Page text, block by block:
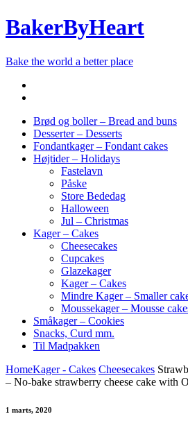
BakerByHeart
Bake the world a better place
Brød og boller – Bread and buns
Desserter – Desserts
Fondantkager – Fondant cakes
Højtider – Holidays
Fastelavn
Påske
Store Bededag
Halloween
Jul – Christmas
Kager – Cakes
Cheesecakes
Cupcakes
Glazekager
Kager – Cakes
Mindre Kager – Smaller
Moussekager – Mousse
Småkager – Cookies
Snacks, Curd mm.
Til Madpakken
HomeKager - Cakes Cheesecakes
– No-bake strawberry cheese cake with
1 marts, 2020